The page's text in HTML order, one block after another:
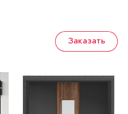
Заказать